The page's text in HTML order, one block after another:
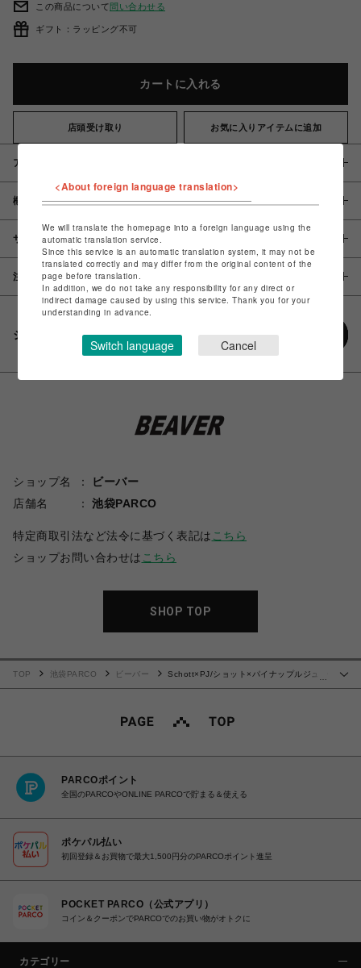
この商品について問い合わせる
ギフト：ラッピング不可
カートに入れる
店頭受け取り お気に入りアイテムに追加
アイテム説明 / 素材
概要
サイズ
注意事項
シェアする
ショップ名
ビーバー
店舗名
池袋PARCO
特定商取引法など法令に基づく表記は こちら
ショップお問い合わせは こちら
SHOP TOP
TOP 池袋PARCO ビーバー
Schott×PJ/ショット×パイナップルジュー
PARCOポイント
全国のPARCOやONLINE PARCOで貯まる＆使える
ポケパル払い
初回登録＆お買物で最大1,500円分のPARCOポイント進呈
POCKET PARCO（公式アプリ）
コイン＆クーポンでPARCOでのお買い物がオトクに
カテゴリー
<About foreign language translation>
We will translate the homepage into a foreign language using the
automatic translation service.
Since this service is an automatic translation system, it may not be
translated correctly and may differ from the original content of the
page before translation.
In addition, we do not take any responsibility for any direct or
indirect damage caused by using this service. Thank you for your
understanding in advance.
Switch language Cancel